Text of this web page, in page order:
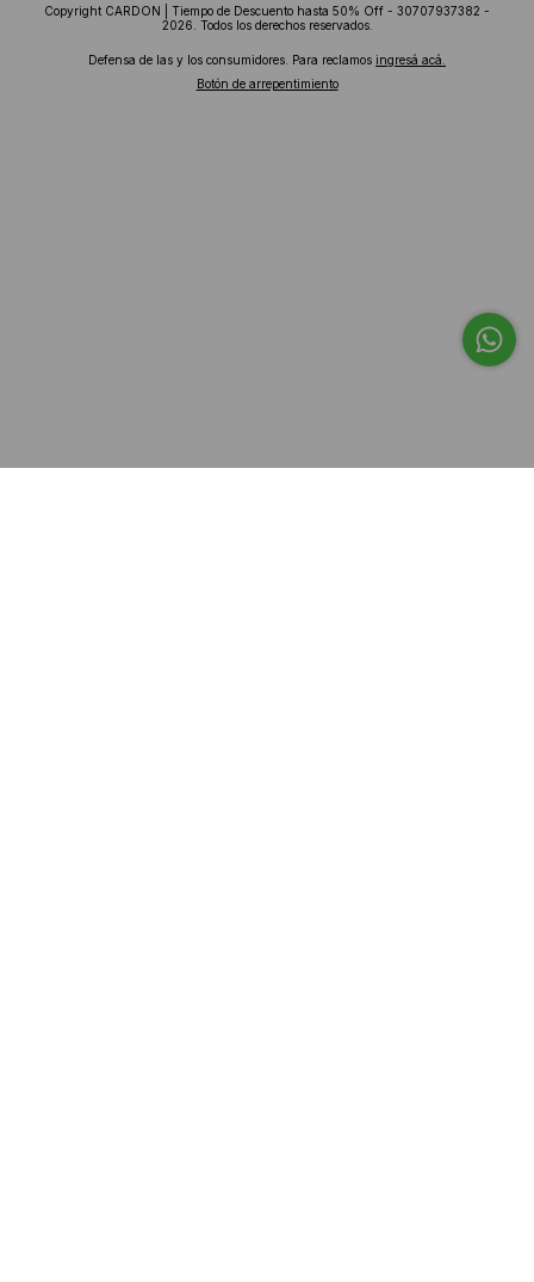
Copyright CARDON | Tiempo de Descuento hasta 50% Off - 30707937382 -
2026. Todos los derechos reservados.
Defensa de las y los consumidores. Para reclamos ingresá acá.
Botón de arrepentimiento